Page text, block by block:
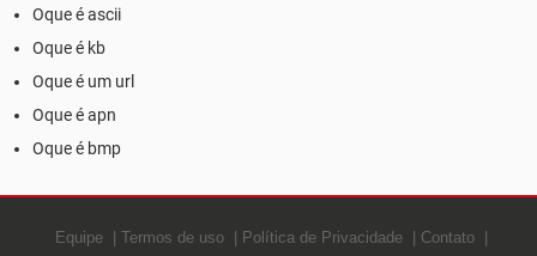
Oque é ascii
Oque é kb
Oque é um url
Oque é apn
Oque é bmp
Equipe Termos de uso Política de Privacidade Contato